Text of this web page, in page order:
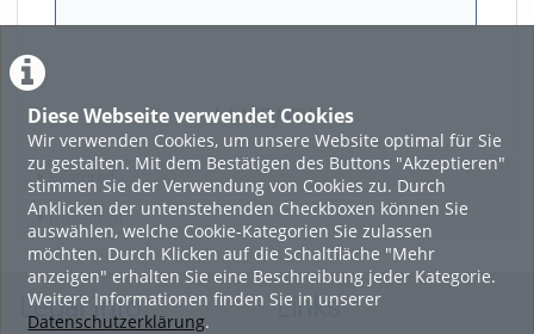
Diese Webseite verwendet Cookies
Wir verwenden Cookies, um unsere Website optimal für Sie
zu gestalten. Mit dem Bestätigen des Buttons "Akzeptieren"
stimmen Sie der Verwendung von Cookies zu. Durch
Anklicken der untenstehenden Checkboxen können Sie
auswählen, welche Cookie-Kategorien Sie zulassen
möchten. Durch Klicken auf die Schaltfläche "Mehr
anzeigen" erhalten Sie eine Beschreibung jeder Kategorie.
Weitere Informationen finden Sie in unserer
Datenschutzerklärung.
LADE MEHR
Featured
Beliebtheit
Legal Info Links